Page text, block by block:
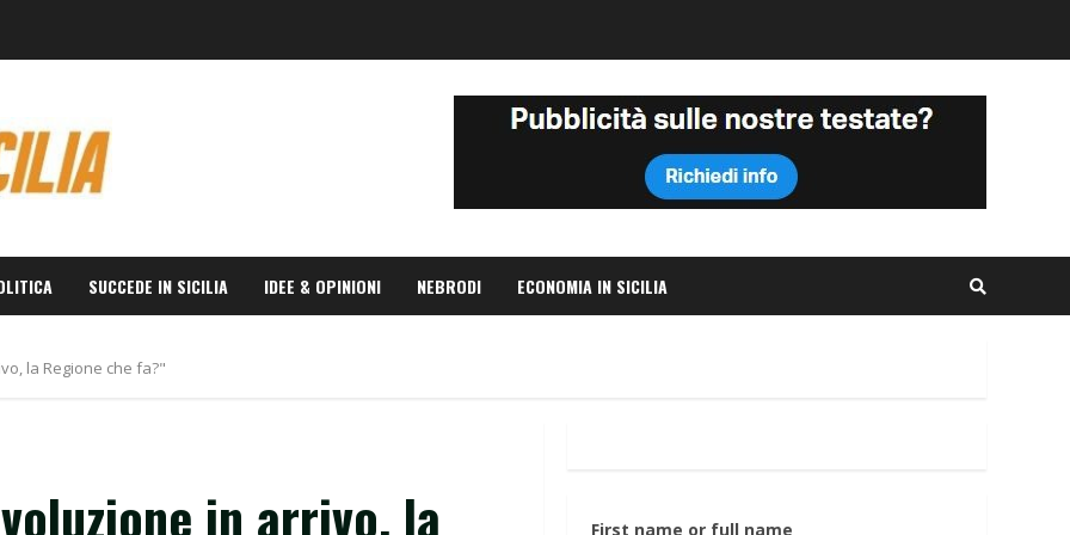
SUCCEDE IN SICILIA IDEE & OPINIONI NEBRODI ECONOMIA IN SICILIA
la Regione che fa?"
in arrivo, la
First name or full name